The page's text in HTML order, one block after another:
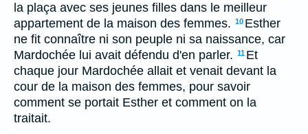
la plaça avec ses jeunes filles dans le meilleur
appartement de la maison des femmes. 10 Esther
ne fit connaître ni son peuple ni sa naissance, car
Mardochée lui avait défendu d'en parler. 11 Et
chaque jour Mardochée allait et venait devant la
cour de la maison des femmes, pour savoir
comment se portait Esther et comment on la
traitait.